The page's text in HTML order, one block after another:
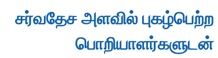
சர்வதேச அளவில் புகழ்பெற்ற
பொறியாளர்களுடன்